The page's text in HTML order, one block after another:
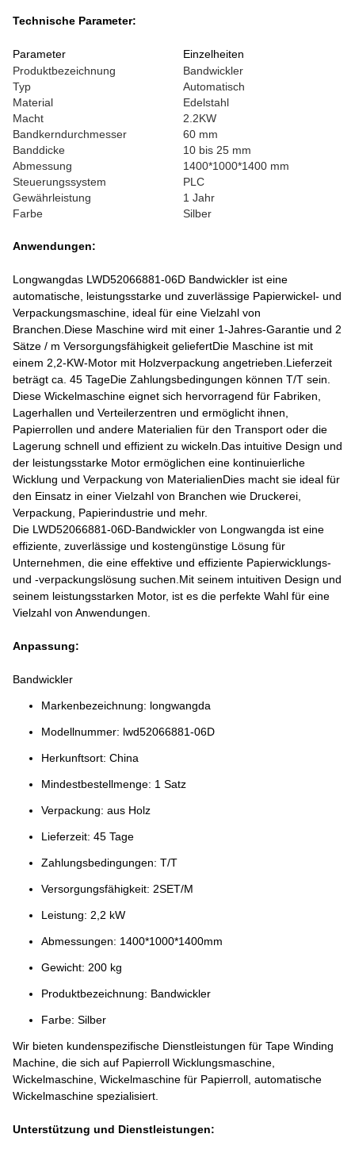
Technische Parameter:
Parameter
Einzelheiten
Produktbezeichnung
Bandwickler
Typ
Automatisch
Material
Edelstahl
Macht
2.2KW
Bandkerndurchmesser
60 mm
Banddicke
10 bis 25 mm
Abmessung
1400*1000*1400 mm
Steuerungssystem
PLC
Gewährleistung
1 Jahr
Farbe
Silber
Anwendungen:
Longwangdas LWD52066881-06D Bandwickler ist eine
automatische, leistungsstarke und zuverlässige Papierwickel- und
Verpackungsmaschine, ideal für eine Vielzahl von
Branchen.Diese Maschine wird mit einer 1-Jahres-Garantie und 2
Sätze / m Versorgungsfähigkeit geliefertDie Maschine ist mit
einem 2,2-KW-Motor mit Holzverpackung angetrieben.Lieferzeit
beträgt ca. 45 TageDie Zahlungsbedingungen können T/T sein.
Diese Wickelmaschine eignet sich hervorragend für Fabriken,
Lagerhallen und Verteilerzentren und ermöglicht ihnen,
Papierrollen und andere Materialien für den Transport oder die
Lagerung schnell und effizient zu wickeln.Das intuitive Design und
der leistungsstarke Motor ermöglichen eine kontinuierliche
Wicklung und Verpackung von MaterialienDies macht sie ideal für
den Einsatz in einer Vielzahl von Branchen wie Druckerei,
Verpackung, Papierindustrie und mehr.
Die LWD52066881-06D-Bandwickler von Longwangda ist eine
effiziente, zuverlässige und kostengünstige Lösung für
Unternehmen, die eine effektive und effiziente Papierwicklungs-
und -verpackungslösung suchen.Mit seinem intuitiven Design und
seinem leistungsstarken Motor, ist es die perfekte Wahl für eine
Vielzahl von Anwendungen.
Anpassung:
Bandwickler
Markenbezeichnung: longwangda
Modellnummer: lwd52066881-06D
Herkunftsort: China
Mindestbestellmenge: 1 Satz
Verpackung: aus Holz
Lieferzeit: 45 Tage
Zahlungsbedingungen: T/T
Versorgungsfähigkeit: 2SET/M
Leistung: 2,2 kW
Abmessungen: 1400*1000*1400mm
Gewicht: 200 kg
Produktbezeichnung: Bandwickler
Farbe: Silber
Wir bieten kundenspezifische Dienstleistungen für Tape Winding
Machine, die sich auf Papierroll Wicklungsmaschine,
Wickelmaschine, Wickelmaschine für Papierroll, automatische
Wickelmaschine spezialisiert.
Unterstützung und Dienstleistungen: